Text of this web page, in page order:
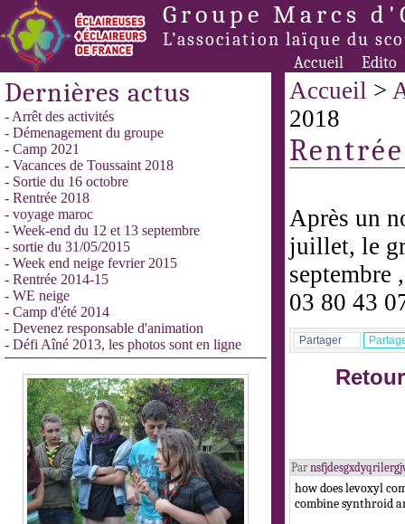
Groupe Marcs
L’association laïque du
Accueil Edito
Dernières actus
- Arrêt des activités
- Démenagement du groupe
- Camp 2021
- Vacances de Toussaint 2018
- Sortie du 16 octobre
- Rentrée 2018
- voyage maroc
- Week-end du 12 et 13 septembre
- sortie du 31/05/2015
- Week end neige fevrier 2015
- Rentrée 2014-15
- WE neige
- Camp d'été 2014
- Devenez responsable d'animation
- Défi Aîné 2013, les photos sont en ligne
Accueil >
2018
Après un
juillet, le
septembre
03 80 43
Partager
Par
how does levoxyl
combine synthroid